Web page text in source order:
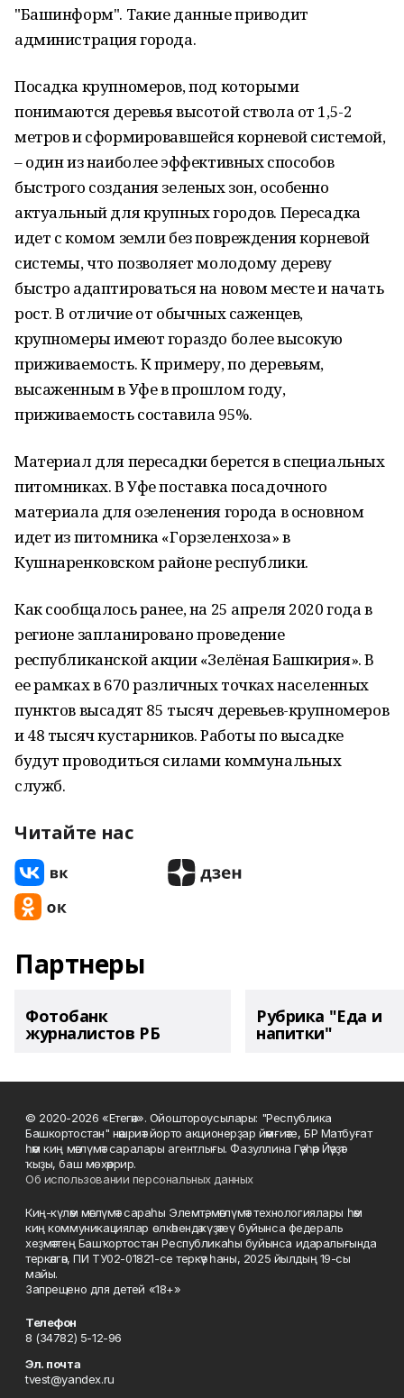
"Башинформ". Такие данные приводит
администрация города.
Посадка крупномеров, под которыми
понимаются деревья высотой ствола от 1,5-2
метров и сформировавшейся корневой системой,
– один из наиболее эффективных способов
быстрого создания зеленых зон, особенно
актуальный для крупных городов. Пересадка
идет с комом земли без повреждения корневой
системы, что позволяет молодому дереву
быстро адаптироваться на новом месте и начать
рост. В отличие от обычных саженцев,
крупномеры имеют гораздо более высокую
приживаемость. К примеру, по деревьям,
высаженным в Уфе в прошлом году,
приживаемость составила 95%.
Материал для пересадки берется в специальных
питомниках. В Уфе поставка посадочного
материала для озеленения города в основном
идет из питомника «Горзеленхоза» в
Кушнаренковском районе республики.
Как сообщалось ранее, на 25 апреля 2020 года в
регионе запланировано проведение
республиканской акции «Зелёная Башкирия». В
ее рамках в 670 различных точках населенных
пунктов высадят 85 тысяч деревьев-крупномеров
и 48 тысяч кустарников. Работы по высадке
будут проводиться силами коммунальных
служб.
Читайте нас
Партнеры
Фотобанк
журналистов РБ
Рубрика "Еда и
напитки"
© 2020-2026 «Етегән». Ойоштороусылары: "Республика
Башкортостан" нәшриәт йорто акционерҙар йәмғиәте, БР Матбуғат
һәм киң мәғлүмәт саралары агентлығы. Фазуллина Гәүһәр Йәүҙәт
ҡыҙы, баш мөхәррир.
Об использовании персональных данных
Киң-күләм мәғлүмәт сараһы Элемтә, мәғлүмәт технологиялары һәм
киң коммуникациялар өлкәһендә күҙәтеү буйынса федераль
хеҙмәттең Башҡортостан Республикаһы буйынса идаралығында
теркәлгән, ПИ ТУ02-01821-се теркәү һаны, 2025 йылдың 19-сы
майы.
Запрещено для детей «18+»
Телефон
8 (34782) 5-12-96
Эл. почта
tvest@yandex.ru